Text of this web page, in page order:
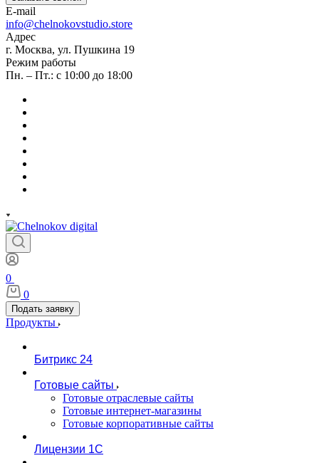
E-mail
info@chelnokovstudio.store
Адрес
г. Москва, ул. Пушкина 19
Режим работы
Пн. – Пт.: с 10:00 до 18:00
0
0
Подать заявку
Продукты
Битрикс 24
Готовые сайты
Готовые отраслевые сайты
Готовые интернет-магазины
Готовые корпоративные сайты
Лицензии 1С